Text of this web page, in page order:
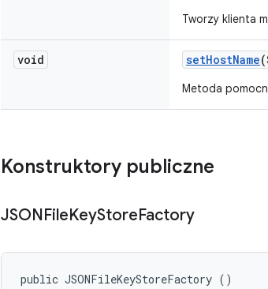
Tworzy klienta
void setHostName
Metoda
Konstruktory publiczne
JSONFileKeyStoreFactory
public JSONFileKeyStoreFactory ()